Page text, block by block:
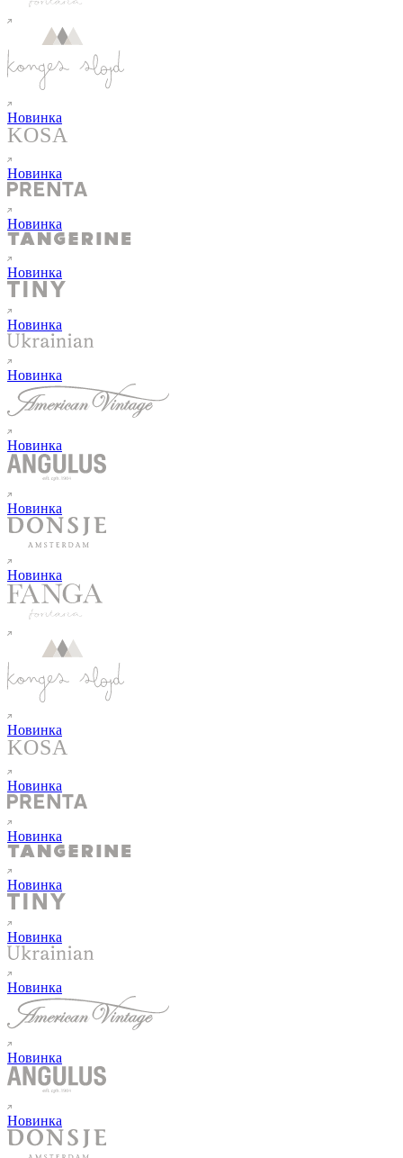
Новинка
Новинка
Новинка
Новинка
Новинка
Новинка
Новинка
Новинка
Новинка
Новинка
Новинка
Новинка
Новинка
Новинка
Новинка
Новинка
Новинка